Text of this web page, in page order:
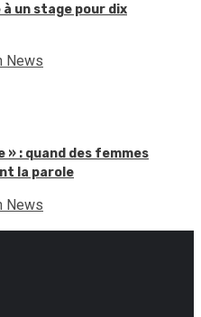
à un stage pour dix
News
» : quand des femmes
la parole
News